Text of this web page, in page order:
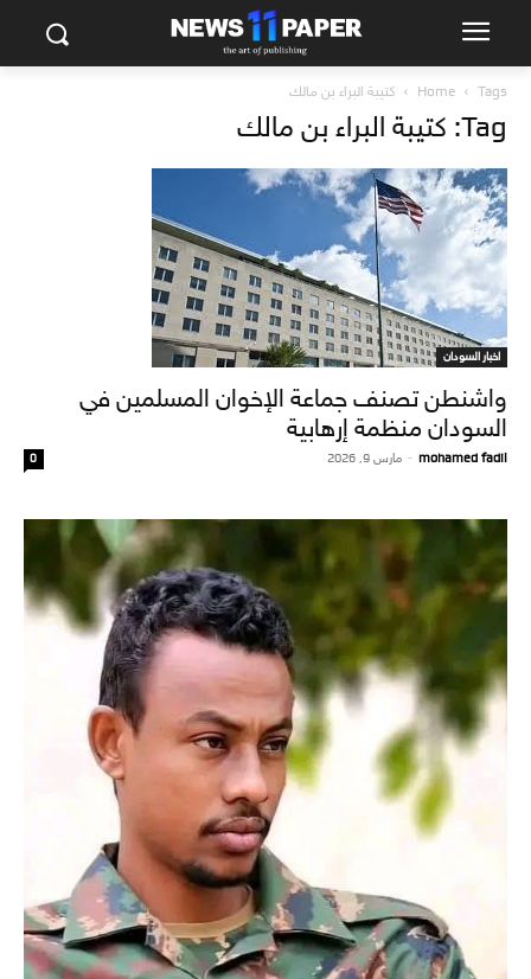
Home Tags كتيبة البراء بن مالك
Tag: كتيبة البراء بن مالك
اخبار السودان
واشنطن تصنف جماعة الإخوان المسلمين في
السودان منظمة إرهابية
mohamed fadil
- مارس 9, 2026 0